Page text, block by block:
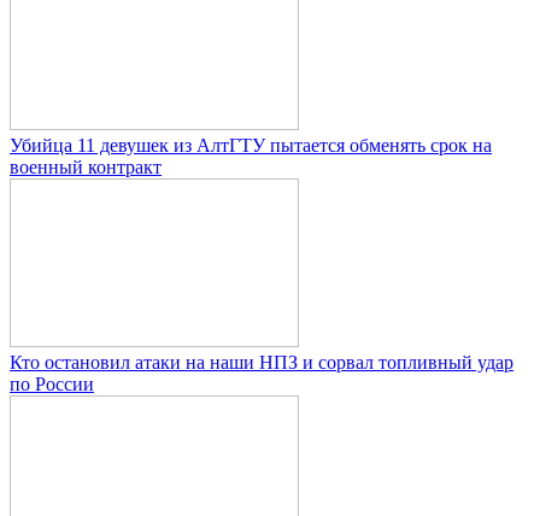
Убийца 11 девушек из АлтГТУ пытается обменять срок на
военный контракт
Кто остановил атаки на наши НПЗ и сорвал топливный удар
по России